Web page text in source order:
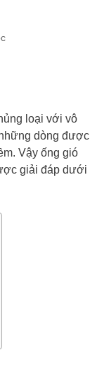
loại với vô
dòng được
Vậy ống gió
giải đáp dưới